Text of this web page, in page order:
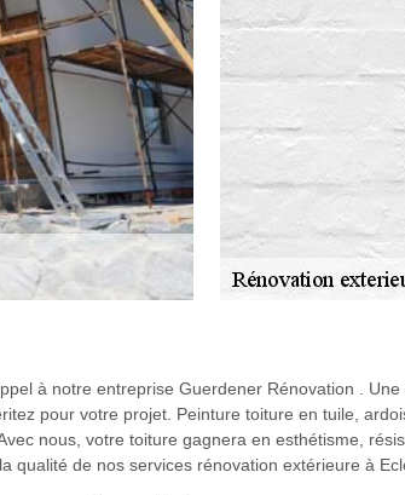
à notre entreprise Guerdener Rénovation .
pour votre projet. Peinture toiture en tuile,
nous, votre toiture gagnera en esthétisme,
qualité de nos services rénovation extérieure à